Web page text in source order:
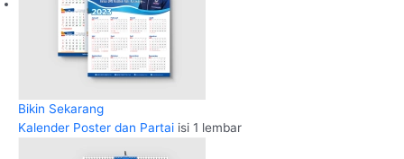
Bikin Sekarang
Kalender Poster dan Partai isi 1 lembar